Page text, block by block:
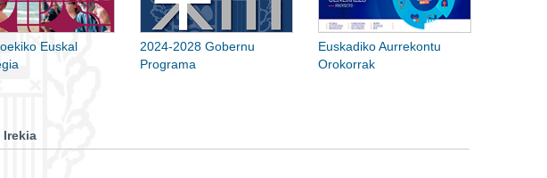
Euskal
2024-2028 Gobernu
Programa
Euskadiko Aurrekontu
Orokorrak
Irekia